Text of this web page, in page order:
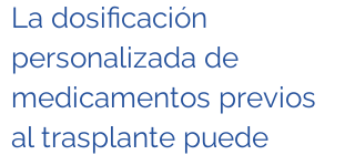
La dosificación
personalizada de
medicamentos previos
al trasplante puede